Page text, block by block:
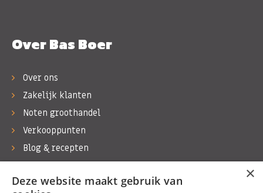
Over Bas Boer
Over ons
Zakelijk klanten
Noten groothandel
Verkooppunten
Blog & recepten
Werken bij Bas Boer Noten
Contact
×
Deze website maakt gebruik van